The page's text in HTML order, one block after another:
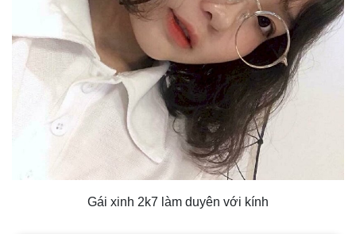
Gái xinh 2k7 làm duyên với kính